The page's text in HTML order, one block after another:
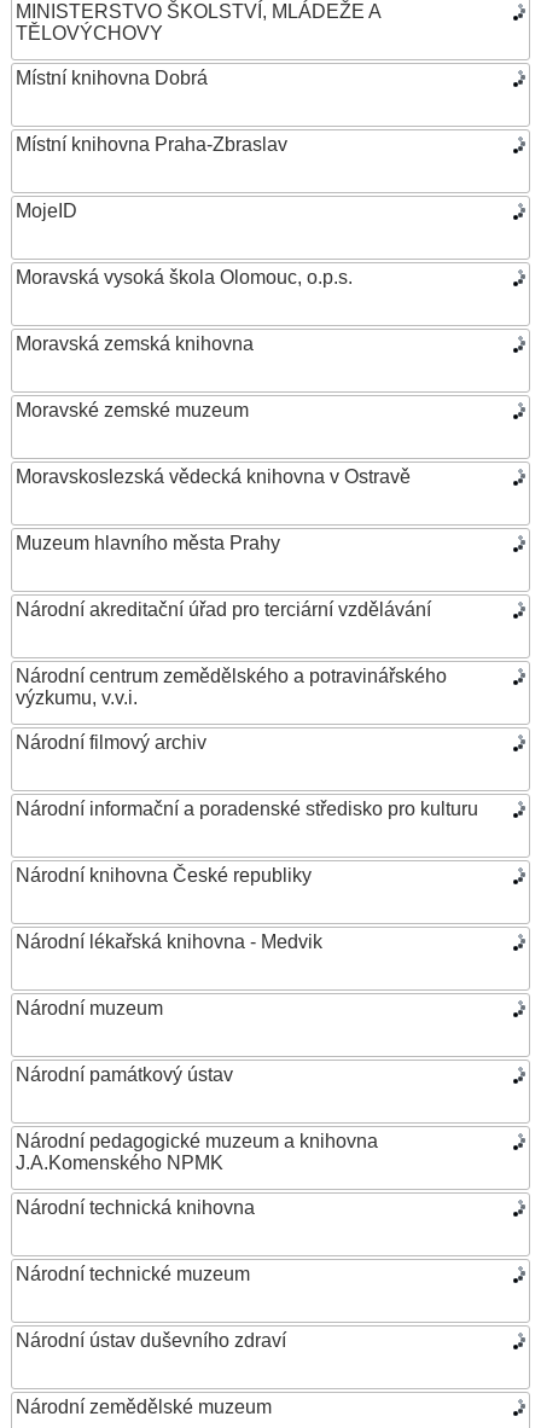
MINISTERSTVO ŠKOLSTVÍ, MLÁDEŽE A
TĚLOVÝCHOVY
Místní knihovna Dobrá
Místní knihovna Praha-Zbraslav
MojeID
Moravská vysoká škola Olomouc, o.p.s.
Moravská zemská knihovna
Moravské zemské muzeum
Moravskoslezská vědecká knihovna v Ostravě
Muzeum hlavního města Prahy
Národní akreditační úřad pro terciární vzdělávání
Národní centrum zemědělského a potravinářského
výzkumu, v.v.i.
Národní filmový archiv
Národní informační a poradenské středisko pro kulturu
Národní knihovna České republiky
Národní lékařská knihovna - Medvik
Národní muzeum
Národní památkový ústav
Národní pedagogické muzeum a knihovna
J.A.Komenského NPMK
Národní technická knihovna
Národní technické muzeum
Národní ústav duševního zdraví
Národní zemědělské muzeum